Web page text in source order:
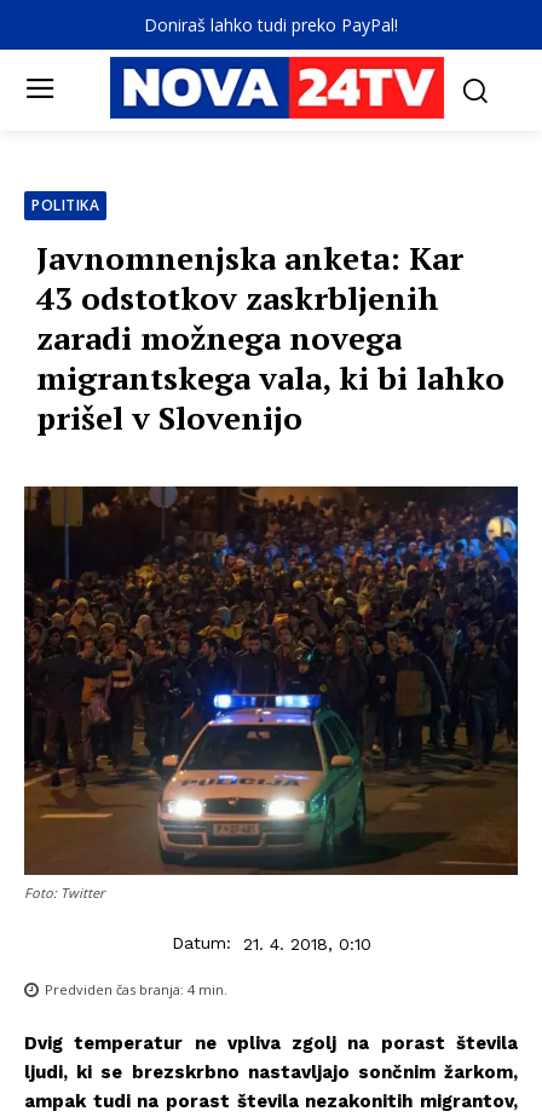
Doniraš lahko tudi preko PayPal!
POLITIKA
Javnomnenjska anketa: Kar
43 odstotkov zaskrbljenih
zaradi možnega novega
migrantskega vala, ki bi lahko
prišel v Slovenijo
Foto: Twitter
Datum: 21. 4. 2018, 0:10
Predviden čas branja: 4 min.
Dvig temperatur ne vpliva zgolj na porast števila
ljudi, ki se brezskrbno nastavljajo sončnim žarkom,
ampak tudi na porast števila nezakonitih migrantov,